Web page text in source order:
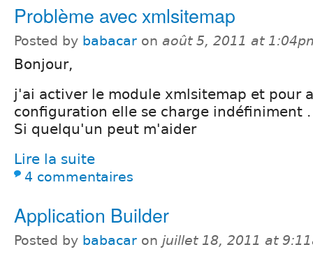
Problème avec xmlsitemap
Posted by babacar on août 5, 2011 at
Bonjour,
j'ai activer le module xmlsitemap et pour
configuration elle se charge indéfiniment .
Si quelqu'un peut m'aider
Lire la suite
4 commentaires
Application Builder
Posted by babacar on juillet 18, 2011 at